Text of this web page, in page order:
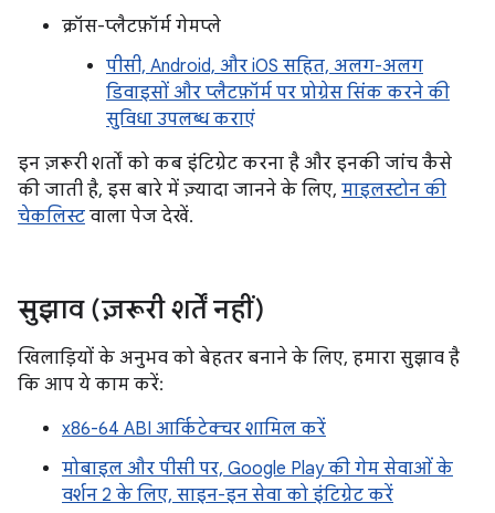
क्रॉस-प्लैटफ़ॉर्म गेमप्ले
पीसी, Android, और iOS सहित, अलग-अलग
डिवाइसों और प्लैटफ़ॉर्म पर प्रोग्रेस सिंक करने की
सुविधा उपलब्ध कराएं
इन ज़रूरी शर्तों को कब इंटिग्रेट करना है और इनकी जांच कैसे
की जाती है, इस बारे में ज़्यादा जानने के लिए, माइलस्टोन की
चेकलिस्ट वाला पेज देखें.
सुझाव (ज़रूरी शर्तें नहीं)
खिलाड़ियों के अनुभव को बेहतर बनाने के लिए, हमारा सुझाव है
कि आप ये काम करें:
x86-64 ABI आर्किटेक्चर शामिल करें
मोबाइल और पीसी पर, Google Play की गेम सेवाओं के
वर्शन 2 के लिए, साइन-इन सेवा को इंटिग्रेट करें